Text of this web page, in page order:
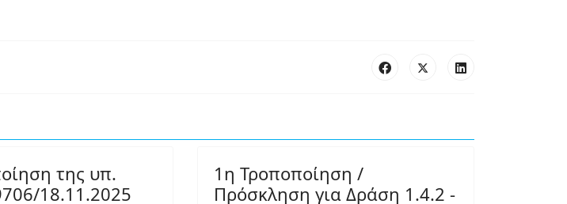
της υπ.
18.11.2025
1η Τροποποίηση /
Πρόσκληση για Δράση 1.4.2 -